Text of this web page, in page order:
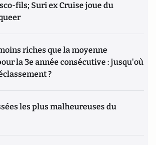
fils; Suri ex Cruise joue du
riches que la moyenne
la 3e année consécutive : jusqu'où
?
les plus malheureuses du